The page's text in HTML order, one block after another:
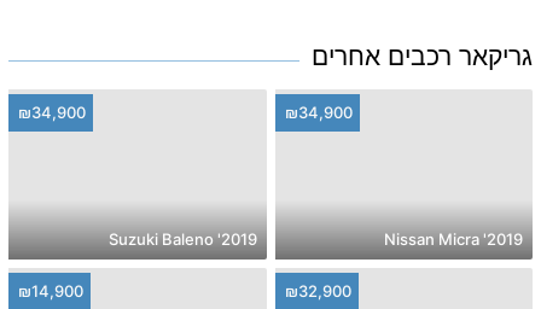
גריקאר רכבים אחרים
₪34,900
2019' Nissan Micra
₪34,900
2019' Suzuki Baleno
₪32,900
₪14,900